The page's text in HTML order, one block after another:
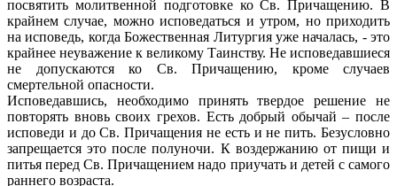
посвятить молитвенной подготовке ко Св. Причащению. В
крайнем случае, можно исповедаться и утром, но приходить
на исповедь, когда Божественная Литургия уже началась, - это
крайнее неуважение к великому Таинству. Не исповедавшиеся
не допускаются ко Св. Причащению, кроме случаев
смертельной опасности.
Исповедавшись, необходимо принять твердое решение не
повторять вновь своих грехов. Есть добрый обычай – после
исповеди и до Св. Причащения не есть и не пить. Безусловно
запрещается это после полуночи. К воздержанию от пищи и
питья перед Св. Причащением надо приучать и детей с самого
раннего возраста.